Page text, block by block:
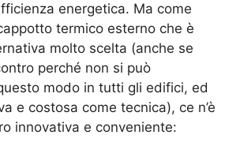
energetica. Ma come
termico esterno che è
molto scelta (anche se
perché non si può
modo in tutti gli edifici, ed
e costosa come tecnica), ce n’è
innovativa e conveniente: